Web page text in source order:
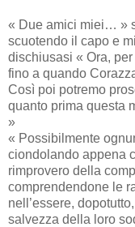
« Due amici miei… »
scuotendo il capo e
dischiusasi « Ora,
fino a quando
Così poi potremo
quanto prima questa
»
« Possibilmente
ciondolando appena
rimprovero della
comprendendone le
nell’essere,
salvezza della loro